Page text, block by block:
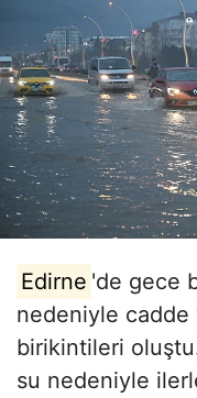
Edirne 'de gece
nedeniyle cadde
birikintileri
su nedeniyle